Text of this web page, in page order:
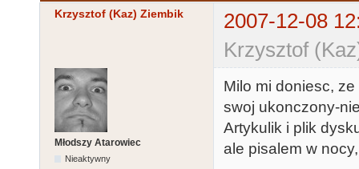
Krzysztof (Kaz) Ziembik
2007-12-08
Krzysztof
Młodszy Atarowiec
Nieaktywny
Milo mi doniesc,
swoj ukonczony-
Artykulik i plik
ale pisalem w